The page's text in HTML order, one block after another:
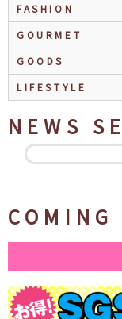
FASHION
GOURMET
GOODS
LIFESTYLE
NEWS
COMING